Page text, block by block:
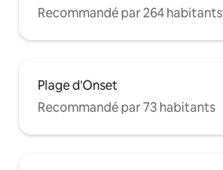
Recommandé par 264 habitants
Plage d'Onset
Recommandé par 73 habitants